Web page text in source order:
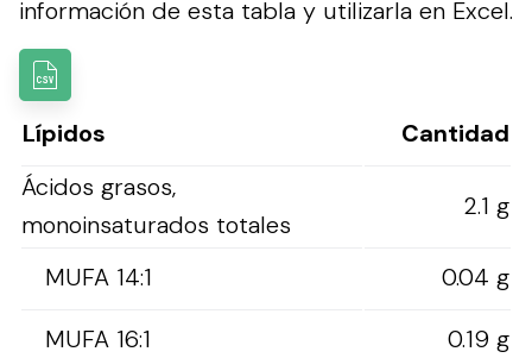
información de esta tabla y utilizarla en Excel.
Lípidos
Cantidad
Ácidos grasos,
monoinsaturados totales
2.1 g
MUFA 14:1
0.04 g
MUFA 16:1
0.19 g